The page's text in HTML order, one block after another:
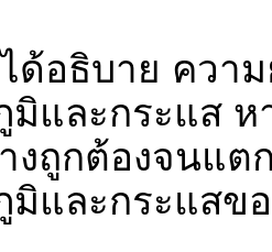
ด้อธิบาย ควา
และกระแส ห
งถูกต้องจนแต
และกระแสข